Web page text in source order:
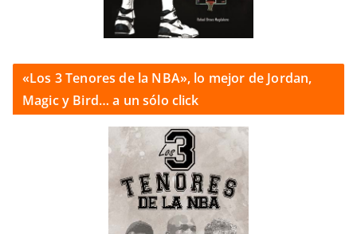
«Los 3 Tenores de la NBA», lo mejor de Jordan,
Magic y Bird… a un sólo click